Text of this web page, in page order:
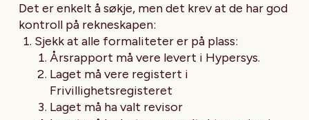
Det er enkelt å søkje, men det krev at de har god
kontroll på rekneskapen:
Sjekk at alle formaliteter er på plass:
Årsrapport må vere levert i Hypersys.
Laget må vere registert i
Frivillighetsregisteret
Laget må ha valt revisor